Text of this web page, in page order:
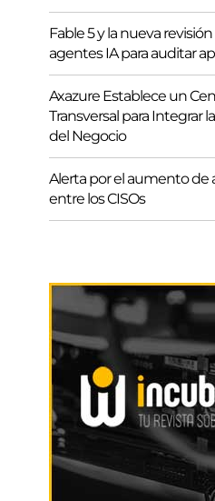
Fable 5 y la nueva
agentes IA para auditar
Axazure Establece un
Transversal para Integrar
del Negocio
Alerta por el aumento de
entre los CISOs